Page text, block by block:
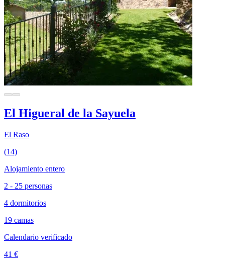
El Higueral de la Sayuela
El Raso
(14)
Alojamiento entero
2 - 25 personas
4 dormitorios
19 camas
Calendario verificado
41 €